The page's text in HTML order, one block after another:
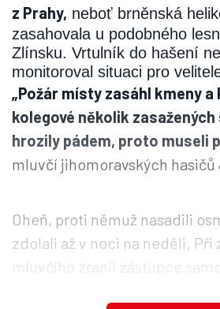
z Prahy, neboť brněnská
zasahovala u podobného
Zlínsku. Vrtulník do hašení
monitoroval situaci pro
„Požár místy zasáhl kmeny
kolegové několik
hrozily pádem, proto museli
mluvčí jihomoravských hasičů
Oheň, proti němuž nasadili
zdolali až v noci na neděli. Při
mluvčího zranil zástupce